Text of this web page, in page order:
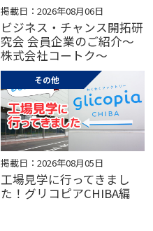
掲載日：2026年08月06日
ビジネス・チャンス開拓研
究会 会員企業のご紹介～
株式会社コートク～
その他
掲載日：2026年08月05日
工場見学に行ってきまし
た！グリコピアCHIBA編